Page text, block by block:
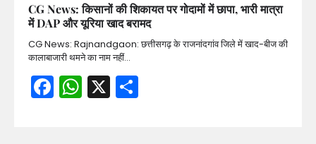
CG News: किसानों की शिकायत पर गोदामों में छापा, भारी मात्रा
में DAP और यूरिया खाद बरामद
CG News: Rajnandgaon: छत्तीसगढ़ के राजनांदगांव जिले में खाद-बीज की
कालाबाजारी थमने का नाम नहीं…
Facebook
WhatsApp
X